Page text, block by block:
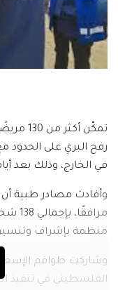
تمكّن
رفح البري على الحدود
في الخارج، وذلك بعد
منظمة بإشراف
وشاركت طواقم
الفلسطيني في تنفيذ